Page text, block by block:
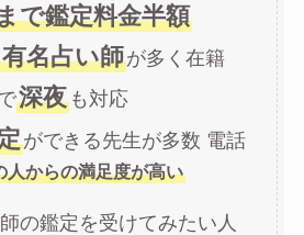
で鑑定料金半額
有名占い師が多く在籍
深夜 も対応
ができる先生が多数 電話
人からの満足度が高い
の鑑定を受けてみたい人